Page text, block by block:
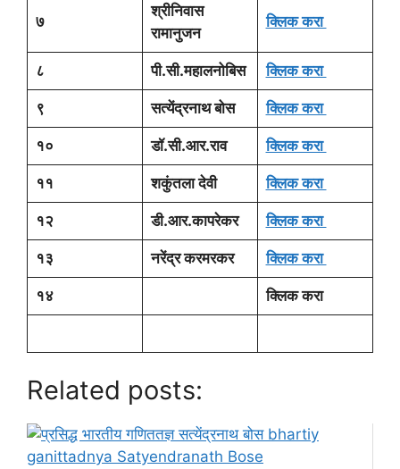
७
श्रीनिवास
रामानुजन
क्लिक करा
८ पी.सी.महालनोबिस क्लिक करा
९ सत्येंद्रनाथ बोस क्लिक करा
१० डॉ.सी.आर.राव क्लिक करा
११ शकुंतला देवी क्लिक करा
१२ डी.आर.कापरेकर क्लिक करा
१३ नरेंद्र करमरकर क्लिक करा
१४ क्लिक करा
Related posts: